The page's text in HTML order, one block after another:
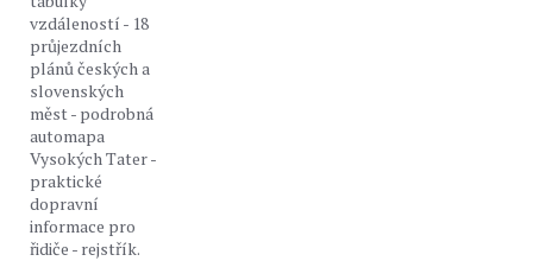
vzdáleností - 18
průjezdních
plánů českých a
slovenských
měst - podrobná
automapa
Vysokých Tater -
praktické
dopravní
informace pro
řidiče - rejstřík.